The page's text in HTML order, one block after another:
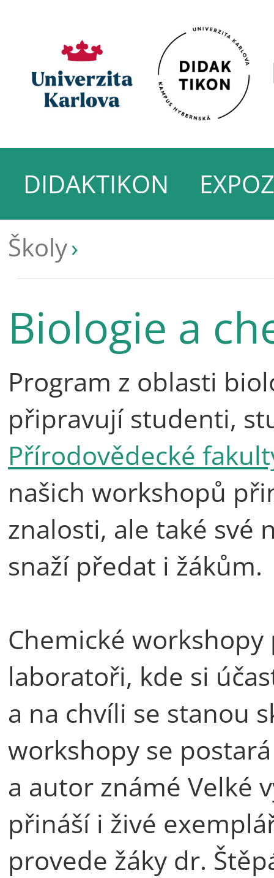
DIDAKTIKON
Školy
Biologie a
Program z oblasti
připravují studenti,
Přírodovědecké
našich workshopů
znalosti, ale také své
snaží předat i žákům.
Chemické
laboratoři, kde si
a na chvíli se stanou
workshopy se
a autor známé Velké
přináší i živé
provede žáky dr.